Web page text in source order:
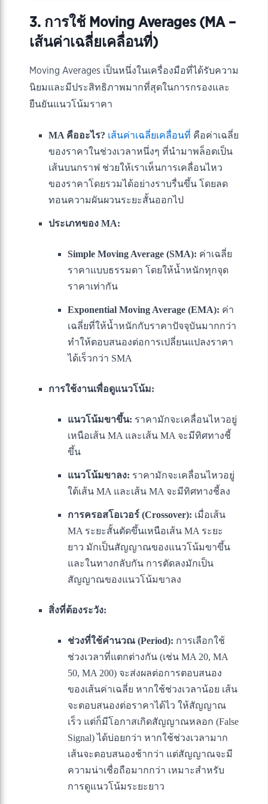
3. การใช้ Moving Averages (MA –
เส้นค่าเฉลี่ยเคลื่อนที่)
Moving Averages เป็นหนึ่งในเครื่องมือที่ได้รับความ
นิยมและมีประสิทธิภาพมากที่สุดในการกรองและ
ยืนยันแนวโน้มราคา
MA คืออะไร? เส้นค่าเฉลี่ยเคลื่อนที่ คือค่าเฉลี่ย
ของราคาในช่วงเวลาหนึ่งๆ ที่นำมาพล็อตเป็น
เส้นบนกราฟ ช่วยให้เราเห็นการเคลื่อนไหว
ของราคาโดยรวมได้อย่างราบรื่นขึ้น โดยลด
ทอนความผันผวนระยะสั้นออกไป
ประเภทของ MA:
Simple Moving Average (SMA): ค่าเฉลี่ย
ราคาแบบธรรมดา โดยให้น้ำหนักทุกจุด
ราคาเท่ากัน
Exponential Moving Average (EMA): ค่า
เฉลี่ยที่ให้น้ำหนักกับราคาปัจจุบันมากกว่า
ทำให้ตอบสนองต่อการเปลี่ยนแปลงราคา
ได้เร็วกว่า SMA
การใช้งานเพื่อดูแนวโน้ม:
แนวโน้มขาขึ้น: ราคามักจะเคลื่อนไหวอยู่
เหนือเส้น MA และเส้น MA จะมีทิศทางชี้
ขึ้น
แนวโน้มขาลง: ราคามักจะเคลื่อนไหวอยู่
ใต้เส้น MA และเส้น MA จะมีทิศทางชี้ลง
การครอสโอเวอร์ (Crossover): เมื่อเส้น
MA ระยะสั้นตัดขึ้นเหนือเส้น MA ระยะ
ยาว มักเป็นสัญญาณของแนวโน้มขาขึ้น
และในทางกลับกัน การตัดลงมักเป็น
สัญญาณของแนวโน้มขาลง
สิ่งที่ต้องระวัง:
ช่วงที่ใช้คำนวณ (Period): การเลือกใช้
ช่วงเวลาที่แตกต่างกัน (เช่น MA 20, MA
50, MA 200) จะส่งผลต่อการตอบสนอง
ของเส้นค่าเฉลี่ย หากใช้ช่วงเวลาน้อย เส้น
จะตอบสนองต่อราคาได้ไว ให้สัญญาณ
เร็ว แต่ก็มีโอกาสเกิดสัญญาณหลอก (False
Signal) ได้บ่อยกว่า หากใช้ช่วงเวลามาก
เส้นจะตอบสนองช้ากว่า แต่สัญญาณจะมี
ความน่าเชื่อถือมากกว่า เหมาะสำหรับ
การดูแนวโน้มระยะยาว